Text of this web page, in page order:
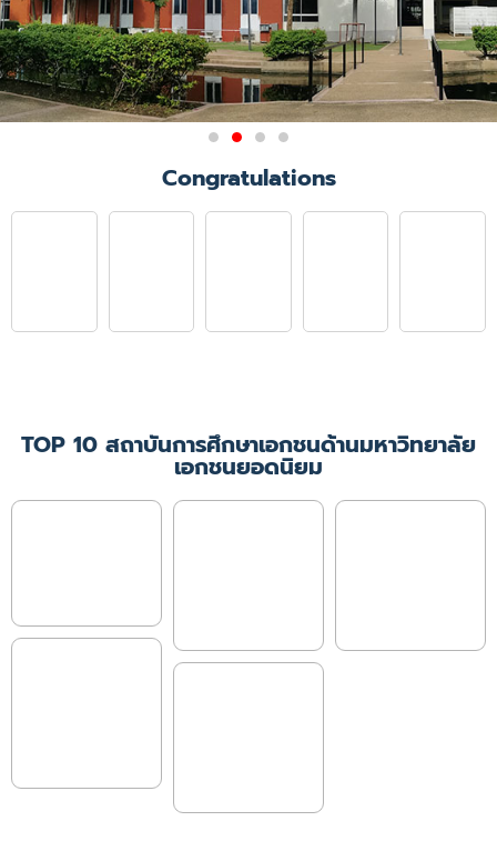
ผลการรับรองสถาบันการศึกษา
วิชาการพยาบาลและการ
ผดุงครรภ์
รับรองคณะพยาบาลศาสตร์
(ปีการศึกษา 2564 - 2567)
เพิ่มเติม
Congratulations
TOP 10 สถาบันการศึกษาเอกชนด้านมหาวิทยาลัย
เอกชนยอดนิยม